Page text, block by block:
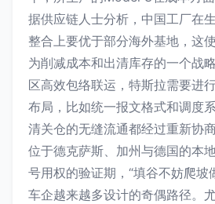
据供应链人士分析，中国工厂在
整合上要优于部分海外基地，这
为削减成本和出清库存的一个战
区高效包络联运，特斯拉需要进
布局，比如统一报文格式和调度
清关仓的无缝流通都经过重新协
位于德克萨斯、加州与德国的本
号用权的验证期，“填谷不妨爬坡
车企越来越多设计的奇偶路径。